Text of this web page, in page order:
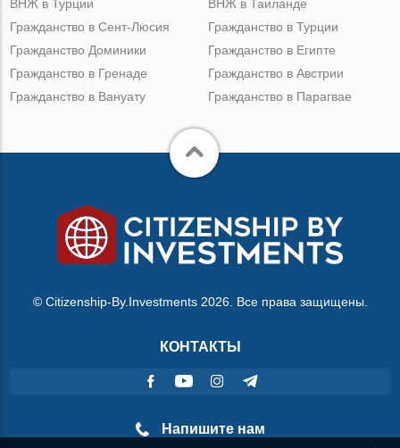
ВНЖ в Турции
ВНЖ в Таиланде
Гражданство в Сент-Люсия
Гражданство Доминики
Гражданство в Гренаде
Гражданство в Вануату
Гражданство в Турции
Гражданство в Египте
Гражданство в Австрии
Гражданство в Парагвае
© Citizenship-By.Investments 2026. Все права защищены.
КОНТАКТЫ
Напишите нам